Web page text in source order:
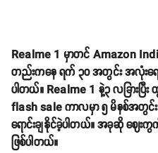
Realme 1 မှာတင် Amazon
တည်းကနေ ရက် ၃၀ အတွင်း အလုံးရေ
ပါတယ်။ Realme 1 နဲ့၃ လခြားပ
flash sale ကာလမှာ ၅ မိနစ်အတွင်
ရောင်းချနိုင်ခဲ့ပါတယ်။ အခုဆို ဈေး
ဖြစ်ပါတယ်။